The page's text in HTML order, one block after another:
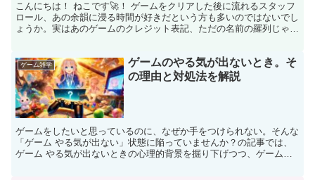
こんにちは！ ねこです🚀！ ゲームをクリアした後に流れるスタッフ
ロール、あの余韻に浸る時間が好きだという方も多いのではないでし
ょうか。実はあのゲームのクレジット表記、ただの名前の羅列じゃな
ゲーム雑学
ゲームのやる気が出ないとき。そ
の理由と対処法を解説
ゲームをしたいと思っているのに、なぜか手をつけられない。そんな
「ゲーム やる気が出ない」状態に陥っていませんか？の記事では、
ゲーム やる気が出ないときの心理的背景を掘り下げつつ、ゲームの